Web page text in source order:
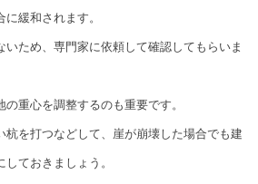
緩和されます。
いため、専門家に依頼して確認してもらいま
重心を調整するのも重要です。
杭を打つなどして、崖が崩壊した場合でも建
ておきましょう。